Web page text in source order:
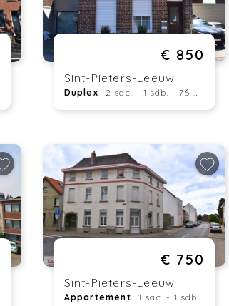
€ 850
Sint-Pieters-Leeuw
Duplex 2 sac. - 1 sdb. - 76 m²
€ 750
Sint-Pieters-Leeuw
Appartement